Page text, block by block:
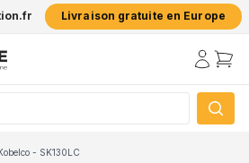
Livraison gratuite en Europe
- SK130LC